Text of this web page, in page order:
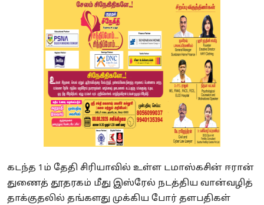
கடந்த 1ம் தேதி சிரியாவில் உள்ள டமாஸ்கசின் ஈரான்
துணைத் தூதரகம் மீது இஸ்ரேல் நடத்திய வான்வழித்
தாக்குதலில் தங்களது முக்கிய போர் தளபதிகள்